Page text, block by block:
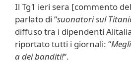
Il Tg1 ieri sera [commento
parlato di “suonatori sul
diffuso tra i dipendenti
riportato tutti i giornali: “
a dei banditi!“.